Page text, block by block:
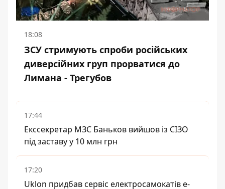
18:08
ЗСУ стримують спроби російських
диверсійних груп прорватися до
Лимана - Трегубов
17:44
Екссекретар МЗС Баньков вийшов із СІЗО
під заставу у 10 млн грн
17:20
Uklon придбав сервіс електросамокатів e-